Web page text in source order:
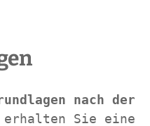
nach der
erhalten Sie eine